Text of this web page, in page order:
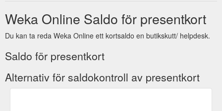
Weka Online Saldo för presentkort
Du kan ta reda Weka Online ett kortsaldo en butikskutt/ helpdesk.
Saldo för presentkort
Alternativ för saldokontroll av presentkort